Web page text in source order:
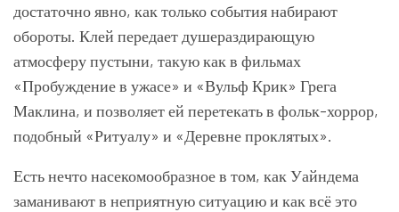
достаточно явно, как только события набирают
обороты. Клей передает душераздирающую
атмосферу пустыни, такую как в фильмах
«Пробуждение в ужасе» и «Вульф Крик» Грега
Маклина, и позволяет ей перетекать в фольк-хоррор,
подобный «Ритуалу» и «Деревне проклятых».
Есть нечто насекомообразное в том, как Уайндема
заманивают в неприятную ситуацию и как всё это